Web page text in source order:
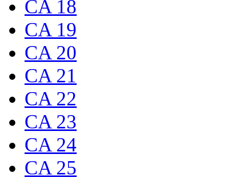
CA 18
CA 19
CA 20
CA 21
CA 22
CA 23
CA 24
CA 25